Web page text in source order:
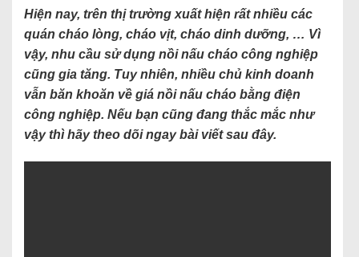
Hiện nay, trên thị trường xuất hiện rất nhiều các
quán cháo lòng, cháo vịt, cháo dinh dưỡng, … Vì
vậy, nhu cầu sử dụng nồi nấu cháo công nghiệp
cũng gia tăng. Tuy nhiên, nhiều chủ kinh doanh
vẫn băn khoăn về giá nồi nấu cháo bằng điện
công nghiệp. Nếu bạn cũng đang thắc mắc như
vậy thì hãy theo dõi ngay bài viết sau đây.